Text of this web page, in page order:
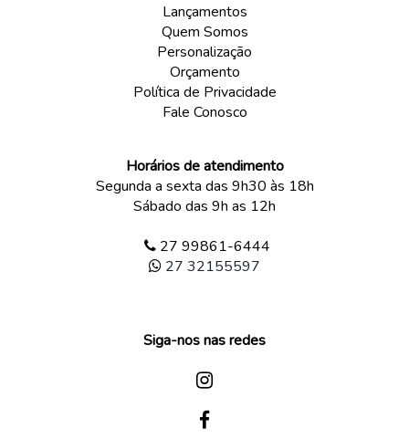
Lançamentos
Quem Somos
Personalização
Orçamento
Política de Privacidade
Fale Conosco
Horários de atendimento
Segunda a sexta das 9h30 às 18h
Sábado das 9h as 12h
27 99861-6444
27 32155597
Siga-nos nas redes